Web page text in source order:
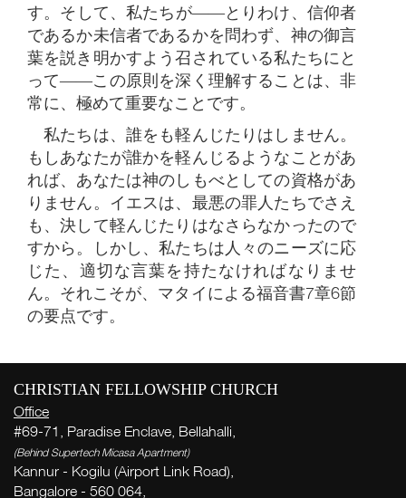
す。そして、私たちが――とりわけ、信仰者
であるか未信者であるかを問わず、神の御言
葉を説き明かすよう召されている私たちにと
って――この原則を深く理解することは、非
常に、極めて重要なことです。
私たちは、誰をも軽んじたりはしません。
もしあなたが誰かを軽んじるようなことがあ
れば、あなたは神のしもべとしての資格があ
りません。イエスは、最悪の罪人たちでさえ
も、決して軽んじたりはなさらなかったので
すから。しかし、私たちは人々のニーズに応
じた、適切な言葉を持たなければなりませ
ん。それこそが、マタイによる福音書7章6節
の要点です。
CHRISTIAN FELLOWSHIP CHURCH
Office
#69-71, Paradise Enclave, Bellahalli,
(Behind Supertech Micasa Apartment)
Kannur - Kogilu (Airport Link Road),
Bangalore - 560 064,